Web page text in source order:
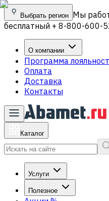
Выбрать регион Мы
бесплатный + 8-800-600-
О компании
Программа
Оплата
Доставка
Контакты
Каталог
Услуги
Полезное